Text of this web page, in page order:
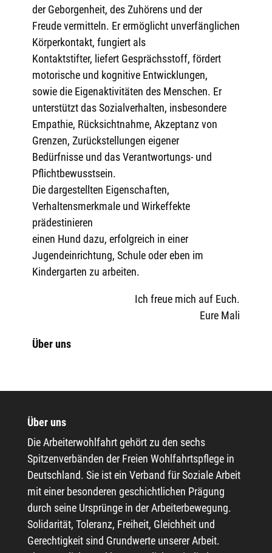
der Geborgenheit, des Zuhörens und der
Freude vermitteln. Er ermöglicht unverfänglichen
Körperkontakt, fungiert als
Kontaktstifter, liefert Gesprächsstoff, fördert
motorische und kognitive Entwicklungen,
sowie die Eigenaktivitäten des Menschen. Er
unterstützt das Sozialverhalten, insbesondere
Empathie, Rücksichtnahme, Akzeptanz von
Grenzen, Zurückstellungen eigener
Bedürfnisse und das Verantwortungs- und
Pflichtbewusstsein.
Die dargestellten Eigenschaften,
Verhaltensmerkmale und Wirkeffekte
prädestinieren
einen Hund dazu, erfolgreich in einer
Jugendeinrichtung, Schule oder eben im
Kindergarten zu arbeiten.
Ich freue mich auf Euch.
Eure Mali
Über uns
Über uns
Die Arbeiterwohlfahrt gehört zu den sechs
Spitzenverbänden der Freien Wohlfahrtspflege in
Deutschland. Sie ist ein Verband für Soziale Arbeit
mit einer besonderen geschichtlichen Prägung
durch seine Ursprünge in der Arbeiterbewegung.
Solidarität, Toleranz, Freiheit, Gleichheit und
Gerechtigkeit sind Grundwerte unserer Arbeit.